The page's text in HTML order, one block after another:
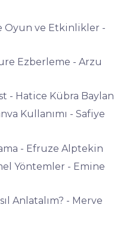
Oyun ve Etkinlikler -
Ezberleme - Arzu
- Hatice Kübra Baylan
Kullanımı - Safiye
- Efruze Alptekin
Yöntemler - Emine
Anlatalım? - Merve